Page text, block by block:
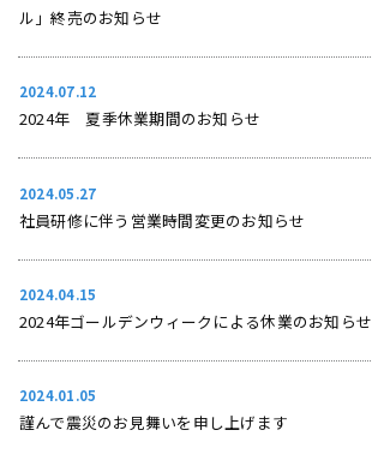
ル」終売のお知らせ
2024.07.12
2024年 夏季休業期間のお知らせ
2024.05.27
社員研修に伴う営業時間変更のお知らせ
2024.04.15
2024年ゴールデンウィークによる休業のお知らせ
2024.01.05
謹んで震災のお見舞いを申し上げます